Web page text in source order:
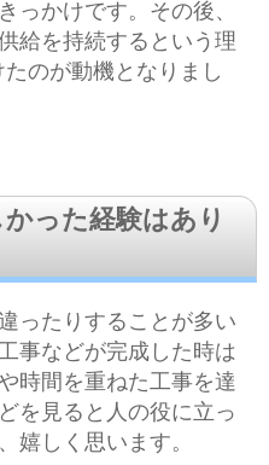
っかけです。その後、
給を持続するという理
のが動機となりまし
った経験はあり
ったりすることが多い
事などが完成した時は
時間を重ねた工事を達
を見ると人の役に立っ
嬉しく思います。